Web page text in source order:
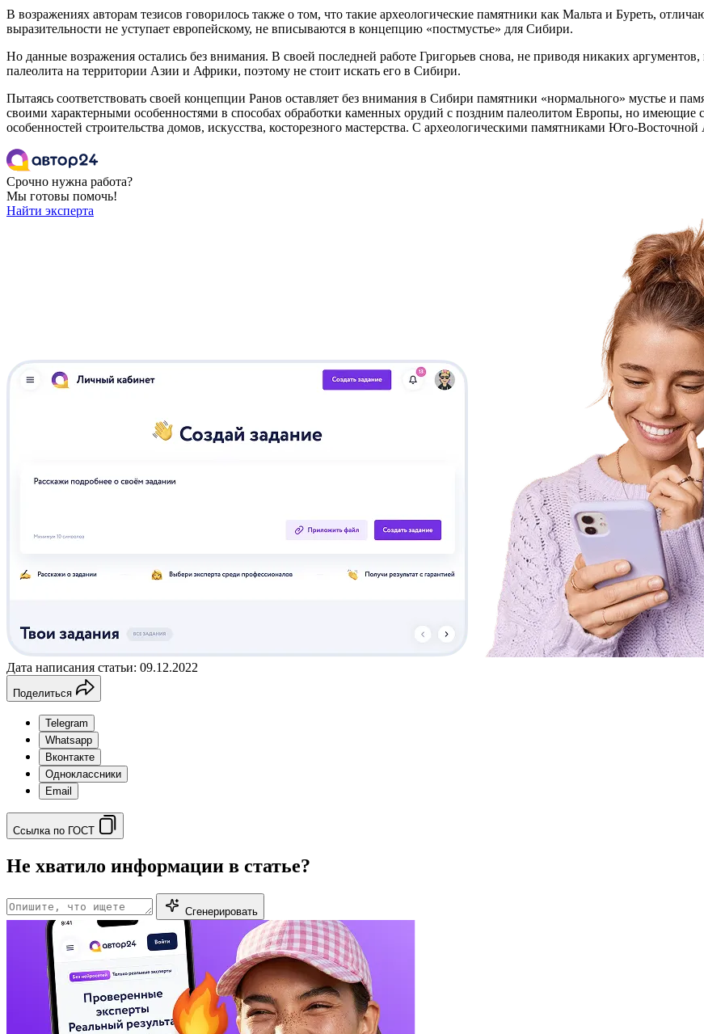
В возражениях авторам тезисов говорилось также о том, что такие археологические памятники как Мальта и Буреть,
выразительности не уступает европейскому, не вписываются в концепцию «постмустье» для Сибири.
Но данные возражения остались без внимания. В своей последней работе Григорьев снова, не приводя никаких
палеолита на территории Азии и Африки, поэтому не стоит искать его в Сибири.
Пытаясь соответствовать своей концепции Ранов оставляет без внимания в Сибири памятники «нормального» мустье и
своими характерными особенностями в способах обработки каменных орудий с поздним палеолитом Европы, но
особенностей строительства домов, искусства, косторезного мастерства. С археологическими памятниками Юго-
Срочно нужна работа?
Мы готовы помочь!
Найти эксперта
Дата написания статьи: 09.12.2022
Поделиться
Telegram
Whatsapp
Вконтакте
Одноклассники
Email
Ссылка по ГОСТ
Не хватило информации в статье?
Сгенерировать